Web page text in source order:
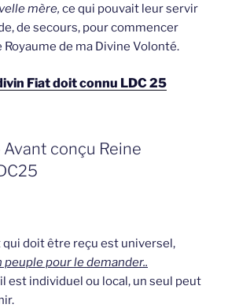
mère, ce qui pouvait leur servir
de secours, pour commencer
de ma Divine Volonté.
Fiat doit connu LDC 25
conçu Reine
qui doit être reçu est universel,
peuple pour le demander..
est individuel ou local, un seul peut